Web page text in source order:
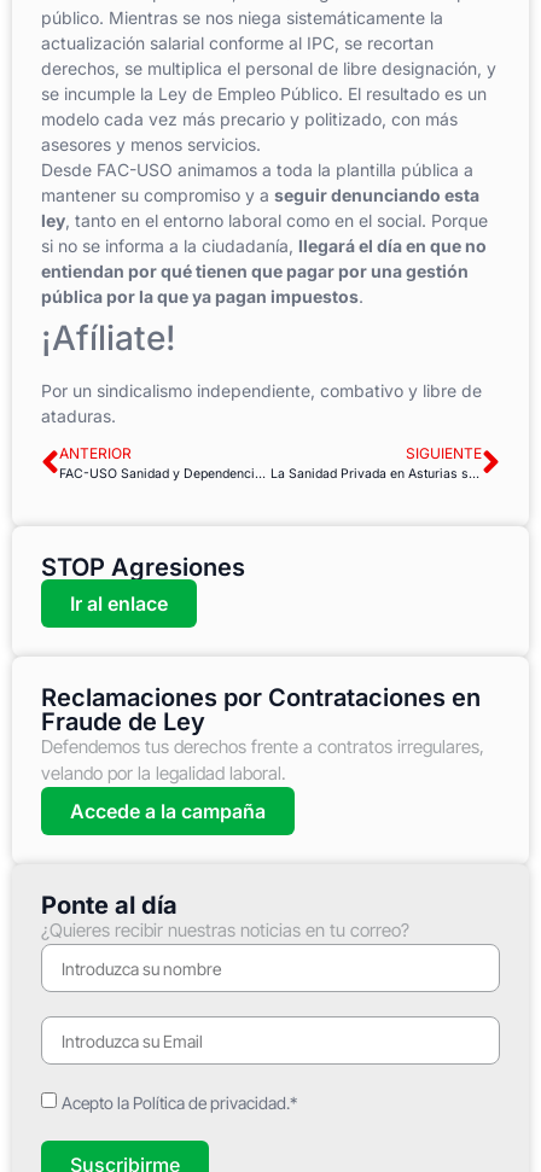
público. Mientras se nos niega sistemáticamente la
actualización salarial conforme al IPC, se recortan
derechos, se multiplica el personal de libre designación, y
se incumple la Ley de Empleo Público. El resultado es un
modelo cada vez más precario y politizado, con más
asesores y menos servicios.
Desde FAC-USO animamos a toda la plantilla pública a
mantener su compromiso y a seguir denunciando esta
ley, tanto en el entorno laboral como en el social. Porque
si no se informa a la ciudadanía, llegará el día en que no
entiendan por qué tienen que pagar por una gestión
pública por la que ya pagan impuestos.
¡Afíliate!
Por un sindicalismo independiente, combativo y libre de
ataduras.
ANTERIOR
FAC-USO Sanidad y Dependencia Andalucía alerta de un verano crítico para la Sanidad Pública andaluza
SIGUIENTE
La Sanidad Privada en Asturias se moviliza ante el estancamiento del convenio colectivo
STOP Agresiones
Ir al enlace
Reclamaciones por Contrataciones en
Fraude de Ley
Defendemos tus derechos frente a contratos irregulares,
velando por la legalidad laboral.
Accede a la campaña
Ponte al día
¿Quieres recibir nuestras noticias en tu correo?
Acepto la Política de privacidad.*
Suscribirme